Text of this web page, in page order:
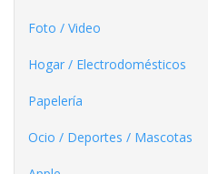
Foto / Video
Hogar / Electrodomésticos
Papelería
Ocio / Deportes / Mascotas